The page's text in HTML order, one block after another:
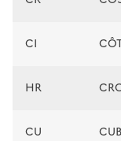
CI
HR
CU